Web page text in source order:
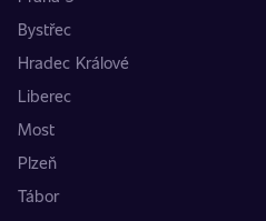
Bystřec
Hradec Králové
Liberec
Most
Plzeň
Tábor